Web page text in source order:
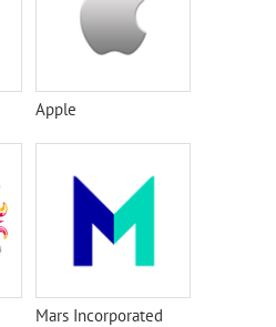
Apple
Mars Incorporated